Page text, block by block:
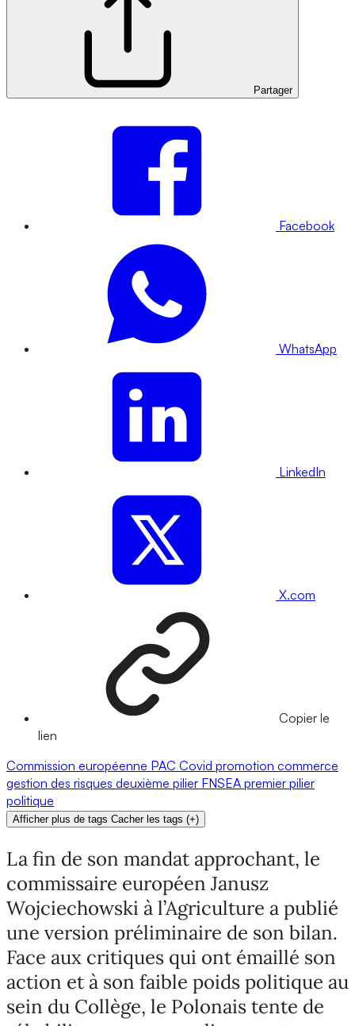
Partager
Facebook
WhatsApp
LinkedIn
X.com
Copier le
lien
Commission européenne PAC Covid promotion commerce
gestion des risques deuxième pilier FNSEA premier pilier
politique
Afficher plus de tags Cacher les tags (+)
La fin de son mandat approchant, le
commissaire européen Janusz
Wojciechowski à l’Agriculture a publié
une version préliminaire de son bilan.
Face aux critiques qui ont émaillé son
action et à son faible poids politique au
sein du Collège, le Polonais tente de